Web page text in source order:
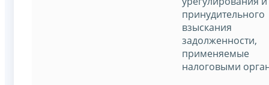
принудительного
взыскания
задолженности,
применяемые
налоговыми